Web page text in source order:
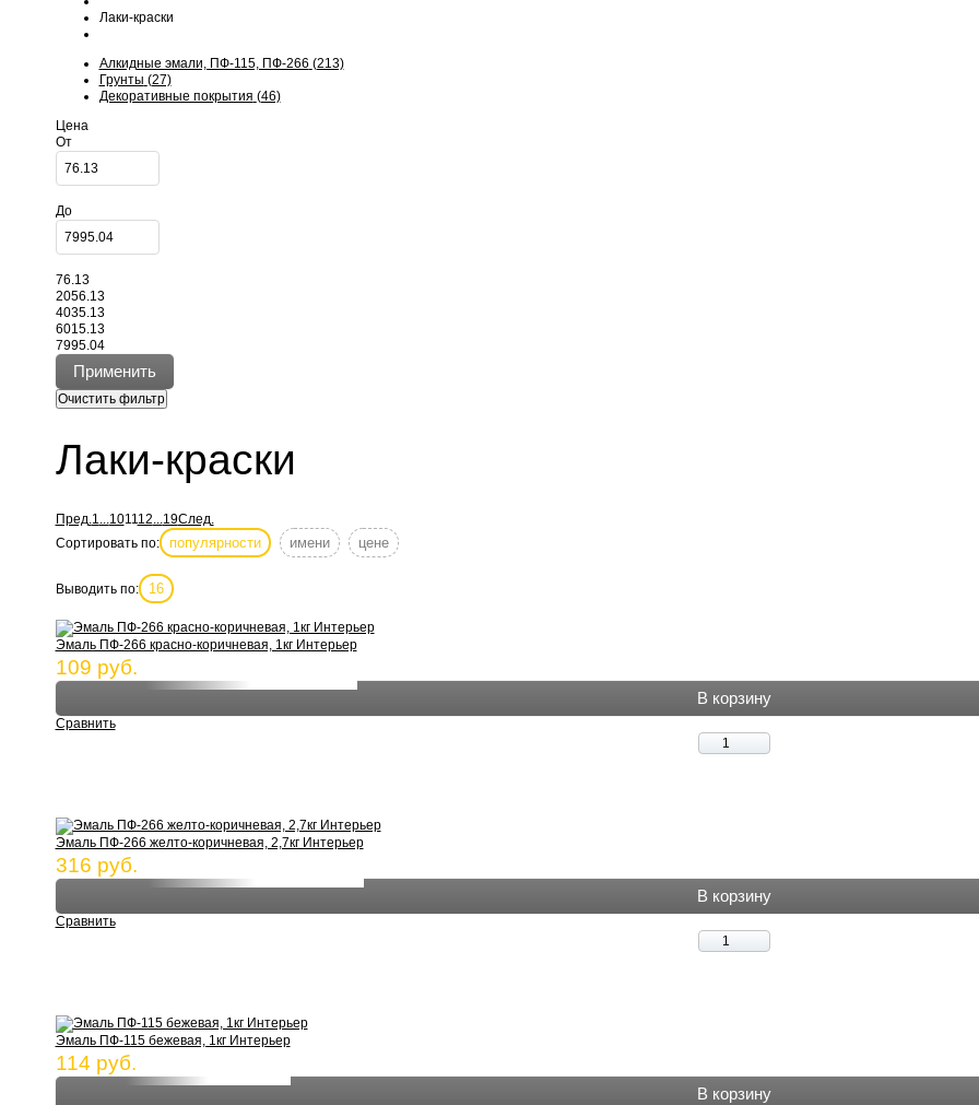
Лаки-краски
Алкидные эмали, ПФ-115, ПФ-266 (213)
Грунты (27)
Декоративные покрытия (46)
Цена
От
До
76.13
2056.13
4035.13
6015.13
7995.04
Лаки-краски
Пред.1...101112...19След.
Сортировать по:
популярности имени цене
Выводить по: 16
Эмаль ПФ-266 красно-коричневая, 1кг Интерьер
109 руб.
В корзину
Сравнить
Эмаль ПФ-266 желто-коричневая, 2,7кг Интерьер
316 руб.
В корзину
Сравнить
Эмаль ПФ-115 бежевая, 1кг Интерьер
114 руб.
В корзину